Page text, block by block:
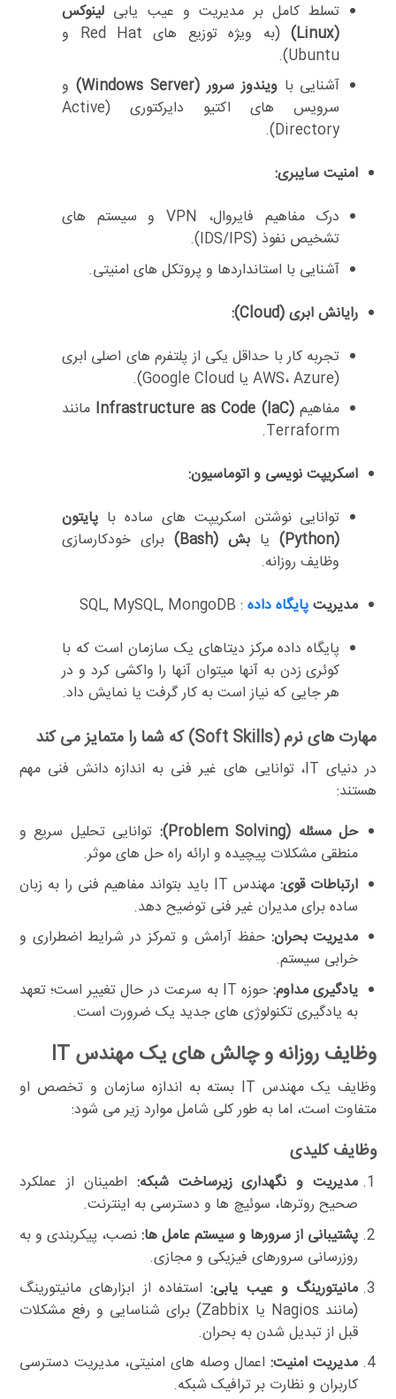
تسلط کامل بر مدیریت و عیب یابی لینوکس
(Linux)
(به ویژه توزیع های Red Hat و
Ubuntu).
آشنایی باویندوز سرور (Windows Server)
و
سرویس های اکتیو دایرکتوری (Active
Directory).
امنیت سایبری:
درک مفاهیم فایروال، VPN و سیستم های
تشخیص نفوذ (IDS/IPS).
آشنایی با استانداردها و پروتکل های امنیتی.
رایانش ابری (Cloud):
تجربه کار با حداقل یکی از پلتفرم های اصلی ابری
(AWS، Azure یا Google Cloud).
مفاهیمInfrastructure as Code (IaC) مانند
Terraform.
اسکریپت نویسی و اتوماسیون:
توانایی نوشتن اسکریپت های ساده با پایتون
(Python)
یا بش (Bash)
برای خودکارسازی
وظایف روزانه.
مدیریتپایگاه داده: SQL, MySQL, MongoDB
پایگاه داده مرکز دیتاهای یک سازمان است که با
کوئری زدن به آنها میتوان آنها را واکشی کرد و در
هر جایی که نیاز است به کار گرفت یا نمایش داد.
مهارت های نرم (Soft Skills) که شما را متمایز می کند
در دنیای IT، توانایی های غیر فنی به اندازه دانش فنی مهم
هستند:
حل مسئله (Problem Solving):
توانایی تحلیل سریع و
منطقی مشکلات پیچیده و ارائه راه حل های موثر.
ارتباطات قوی:
مهندس IT باید بتواند مفاهیم فنی را به زبان
ساده برای مدیران غیر فنی توضیح دهد.
مدیریت بحران: حفظ آرامش و تمرکز در شرایط اضطراری و
خرابی سیستم.
یادگیری مداوم:
حوزه IT به سرعت در حال تغییر است؛ تعهد
به یادگیری تکنولوژی های جدید یک ضرورت است.
وظایف روزانه و چالش های یک مهندس IT
وظایف یک مهندس IT بسته به اندازه سازمان و تخصص او
متفاوت است، اما به طور کلی شامل موارد زیر می شود:
وظایف کلیدی
مدیریت و نگهداری زیرساخت شبکه: اطمینان از عملکرد
صحیح روترها، سوئیچ ها و دسترسی به اینترنت.
پشتیبانی از سرورها و سیستم عامل ها:نصب، پیکربندی و به
روزرسانی سرورهای فیزیکی و مجازی.
مانیتورینگ و عیب یابی:استفاده از ابزارهای مانیتورینگ
(مانند Nagios یا Zabbix) برای شناسایی و رفع مشکلات
قبل از تبدیل شدن به بحران.
مدیریت امنیت:اعمال وصله های امنیتی، مدیریت دسترسی
کاربران و نظارت بر ترافیک شبکه.